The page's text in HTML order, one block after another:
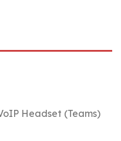
Headset (Teams)